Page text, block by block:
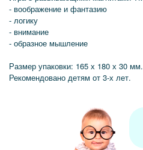
- воображение и фантазию
- логику
- внимание
- образное мышление
Размер упаковки: 165 х 180 х 30
Рекомендовано детям от 3-х лет.